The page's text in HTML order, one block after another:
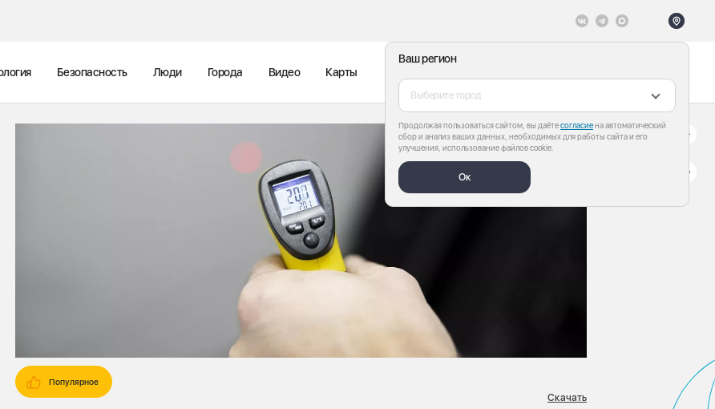
Ваш регион
Выберите город
Продолжая пользоваться сайтом, вы даётесогласиена автоматический
сбор и анализ ваших данных, необходимых для работы сайта и его
улучшения, использование файлов cookie.
Ок
Безопасность Люди Города Видео Карты
Популярное
Скачать